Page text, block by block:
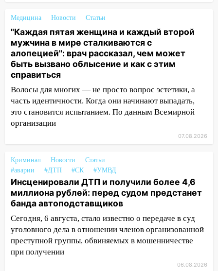
мотофристайлом и концертом
«Мураками»
14:04
Жару смоет ливнями: прогноз
погоды в Ульяновской области на
выходные 8-9 августа
13:30 В Ульяновске транспортные
полицейские проведут акцию «Час
пассажира»
13:20 В Ульяновске за один день
13:01
В Димитровграде мужчина
выбросил из машины страйкбольную
гранату: его задержали
12:34 На Ульяновскую область
надвигается сильнейшая непогода: град
и шквал до 27 м/с
12:31 Ульяновец хотел купить иномарку
из Европы и потерял 760 тысяч рублей
Медицина Новости Статьи
"Каждая пятая женщина и каждый второй
мужчина в мире сталкиваются с
алопецией": врач рассказал, чем может
быть вызвано облысение и как с этим
справиться
Волосы для многих — не просто вопрос эстетики, а
часть идентичности. Когда они начинают выпадать,
это становится испытанием. По данным Всемирной
организации
07.08.2026
Криминал Новости
Статьи
#аварии
#ДТП #СК #УМВД
Инсценировали ДТП и получили более 4,6
миллиона рублей: перед судом предстанет
банда автоподставщиков
Сегодня, 6 августа, стало известно о передаче в суд
уголовного дела в отношении членов организованной
преступной группы, обвиняемых в мошенничестве
при получении
06.08.2026